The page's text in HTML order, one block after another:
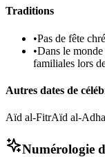
Traditions
•Pas de fête
•Dans le
familiales lors
Autres dates de
Aïd al-FitrAïd al-Adha
Numérologie